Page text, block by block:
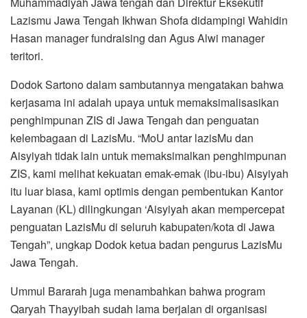
Lazismu Jawa Tengah Ikhwan Shofa didampingi Wahidin
Hasan manager fundraising dan Agus Alwi manager
teritori.
Dodok Sartono dalam sambutannya mengatakan bahwa
kerjasama ini adalah upaya untuk memaksimalisasikan
penghimpunan ZIS di Jawa Tengah dan penguatan
kelembagaan di LazisMu. “MoU antar lazisMu dan
Aisyiyah tidak lain untuk memaksimalkan penghimpunan
ZIS, kami melihat kekuatan emak-emak (ibu-ibu) Aisyiyah
itu luar biasa, kami optimis dengan pembentukan Kantor
Layanan (KL) dilingkungan ‘Aisyiyah akan mempercepat
penguatan LazisMu di seluruh kabupaten/kota di Jawa
Tengah”, ungkap Dodok ketua badan pengurus LazisMu
Jawa Tengah.
Ummul Bararah juga menambahkan bahwa program
Qaryah Thayyibah sudah lama berjalan di organisasi